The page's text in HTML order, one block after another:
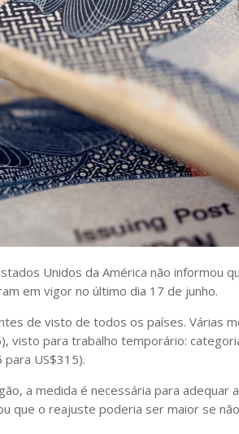
Unidos da América não informou
em vigor no último dia 17 de junho.
de visto de todos os países. Várias
visto para trabalho temporário:
US$315).
a medida é necessária para adequar
que o reajuste poderia ser maior se